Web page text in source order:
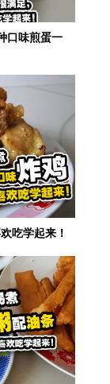
口味煎蛋一
吃学起来！